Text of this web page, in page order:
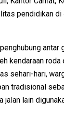
pendidikan
antar
kendaraan roda
sehari-hari,
tradisional
jalan lain